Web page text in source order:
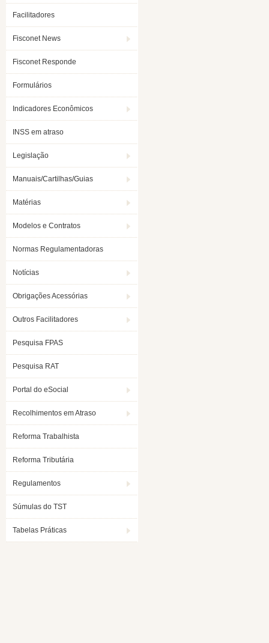
Facilitadores
Fisconet News
Fisconet Responde
Formulários
Indicadores Econômicos
INSS em atraso
Legislação
Manuais/Cartilhas/Guias
Matérias
Modelos e Contratos
Normas Regulamentadoras
Notícias
Obrigações Acessórias
Outros Facilitadores
Pesquisa FPAS
Pesquisa RAT
Portal do eSocial
Recolhimentos em Atraso
Reforma Trabalhista
Reforma Tributária
Regulamentos
Súmulas do TST
Tabelas Práticas